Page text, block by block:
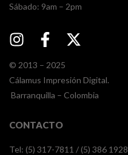
​​Sábado: 9am – 2pm
© 2013 – 2025
Cálamus Impresión Digital.
Barranquilla – Colombia
CONTACTO
Tel: (5) 317-7811 / (5) 386 1928